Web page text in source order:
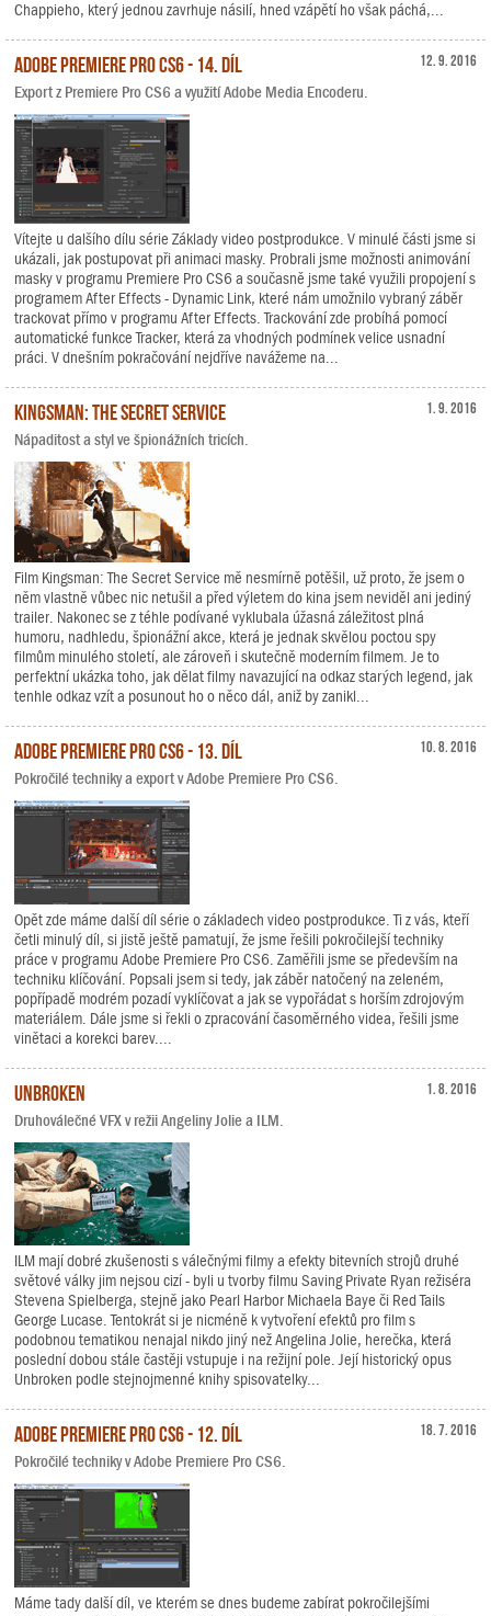
Chappieho, který jednou zavrhuje násilí, hned vzápětí ho však páchá,...
12. 9. 2016
Adobe Premiere Pro CS6 - 14. díl
Export z Premiere Pro CS6 a využití Adobe Media Encoderu.
Vítejte u dalšího dílu série Základy video postprodukce. V minulé části jsme si
ukázali, jak postupovat při animaci masky. Probrali jsme možnosti animování
masky v programu Premiere Pro CS6 a současně jsme také využili propojení s
programem After Effects - Dynamic Link, které nám umožnilo vybraný záběr
trackovat přímo v programu After Effects. Trackování zde probíhá pomocí
automatické funkce Tracker, která za vhodných podmínek velice usnadní
práci. V dnešním pokračování nejdříve navážeme na...
1. 9. 2016
Kingsman: The Secret Service
Nápaditost a styl ve špionážních tricích.
Film Kingsman: The Secret Service mě nesmírně potěšil, už proto, že jsem o
něm vlastně vůbec nic netušil a před výletem do kina jsem neviděl ani jediný
trailer. Nakonec se z téhle podívané vyklubala úžasná záležitost plná
humoru, nadhledu, špionážní akce, která je jednak skvělou poctou spy
filmům minulého století, ale zároveň i skutečně moderním filmem. Je to
perfektní ukázka toho, jak dělat filmy navazující na odkaz starých legend, jak
tenhle odkaz vzít a posunout ho o něco dál, aniž by zanikl...
10. 8. 2016
Adobe Premiere Pro CS6 - 13. díl
Pokročilé techniky a export v Adobe Premiere Pro CS6.
Opět zde máme další díl série o základech video postprodukce. Ti z vás, kteří
četli minulý díl, si jistě ještě pamatují, že jsme řešili pokročilejší techniky
práce v programu Adobe Premiere Pro CS6. Zaměřili jsme se především na
techniku klíčování. Popsali jsem si tedy, jak záběr natočený na zeleném,
popřípadě modrém pozadí vyklíčovat a jak se vypořádat s horším zdrojovým
materiálem. Dále jsme si řekli o zpracování časoměrného videa, řešili jsme
vinětaci a korekci barev....
1. 8. 2016
Unbroken
Druhoválečné VFX v režii Angeliny Jolie a ILM.
ILM mají dobré zkušenosti s válečnými filmy a efekty bitevních strojů druhé
světové války jim nejsou cizí - byli u tvorby filmu Saving Private Ryan režiséra
Stevena Spielberga, stejně jako Pearl Harbor Michaela Baye či Red Tails
George Lucase. Tentokrát si je nicméně k vytvoření efektů pro film s
podobnou tematikou nenajal nikdo jiný než Angelina Jolie, herečka, která
poslední dobou stále častěji vstupuje i na režijní pole. Její historický opus
Unbroken podle stejnojmenné knihy spisovatelky...
18. 7. 2016
Adobe Premiere Pro CS6 - 12. díl
Pokročilé techniky v Adobe Premiere Pro CS6.
Máme tady další díl, ve kterém se dnes budeme zabírat pokročilejšími